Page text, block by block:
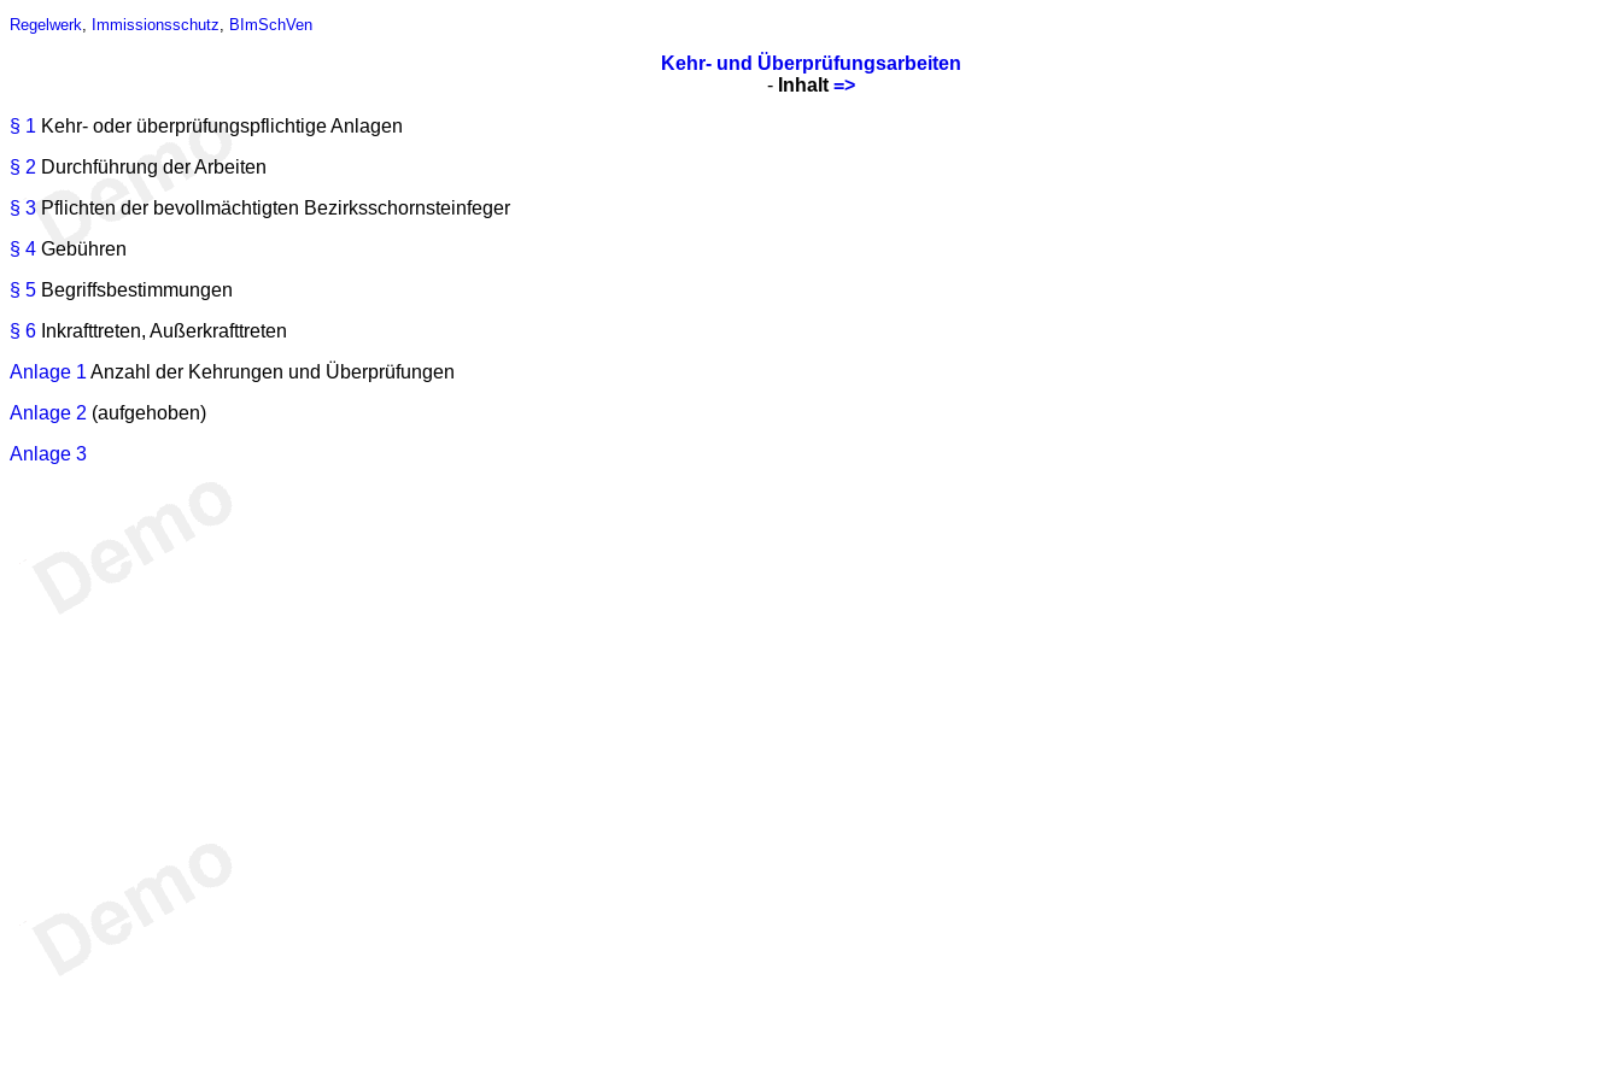
Regelwerk Immissionsschutz BImSchVen
Kehr- und Überprüfungsarbeiten
- Inhalt =>
§ 1 Kehr- oder überprüfungspflichtige Anlagen
§ 2 Durchführung der Arbeiten
§ 3 Pflichten der bevollmächtigten Bezirksschornsteinfeger
§ 4 Gebühren
§ 5 Begriffsbestimmungen
§ 6 Inkrafttreten, Außerkrafttreten
Anlage 1 Anzahl der Kehrungen und Überprüfungen
Anlage 2 (aufgehoben)
Anlage 3